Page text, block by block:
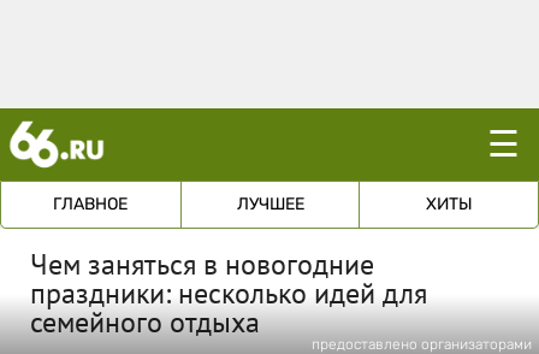
☰
ГЛАВНОЕ ЛУЧШЕЕ ХИТЫ
Чем заняться в новогодние
праздники: несколько идей для
семейного отдыха
предоставлено организаторами